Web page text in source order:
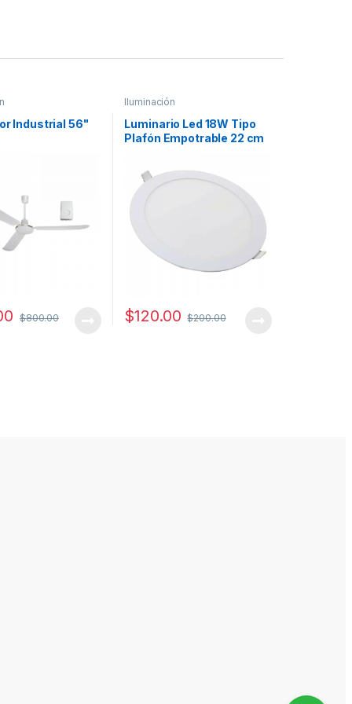
Industrial 56"
$800.00
Iluminación
Luminario Led 18W Tipo
Plafón Empotrable 22 cm
$120.00 $200.00